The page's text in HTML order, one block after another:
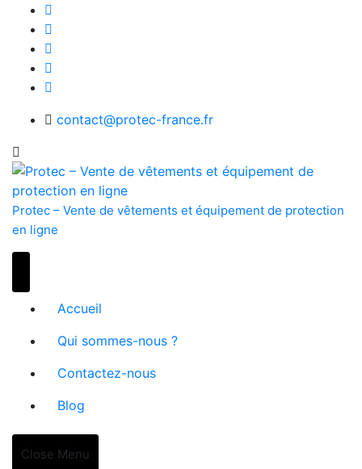
content
contact@protec-france.fr
Protec – Vente de vêtements et équipement de protection
en ligne
Accueil
Qui sommes-nous ?
Contactez-nous
Blog
Close Menu